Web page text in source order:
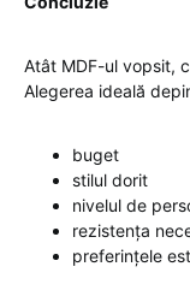
Atât MDF-ul vopsit,
Alegerea ideală
buget
stilul dorit
nivelul de
rezistența
preferințele